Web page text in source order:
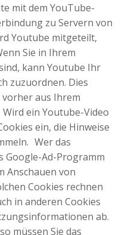
mit dem YouTube-
zu Servern von
Youtube mitgeteilt,
Sie in Ihrem
kann Youtube Ihr
zuzuordnen. Dies
vorher aus Ihrem
ein Youtube-Video
ein, die Hinweise
Wer das
Google-Ad-Programm
Anschauen von
Cookies rechnen
in anderen Cookies
ab.
müssen Sie das